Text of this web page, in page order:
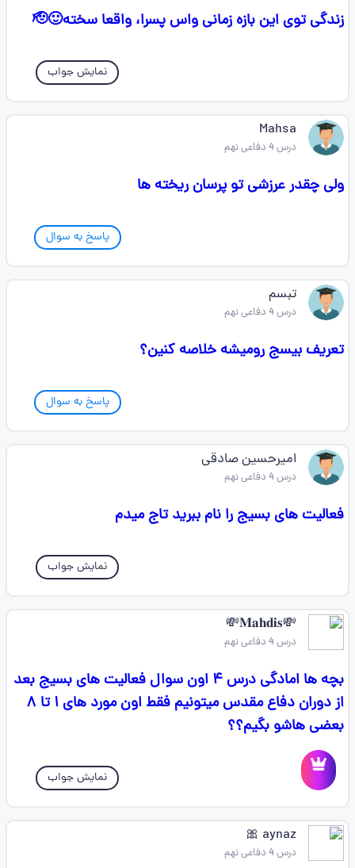
زندگی توی این بازه زمانی واس پسرا، واقعا سخته🙂🫡
نمایش جواب
Mahsa
درس 4 دفاعی نهم
ولی چقدر عرزشی تو پرسان ریخته ها
پاسخ به سوال
تبسم
درس 4 دفاعی نهم
تعریف بیسج رو‌میشه خلاصه کنین؟
پاسخ به سوال
امیرحسین صادقی
درس 4 دفاعی نهم
فعالیت های بسیج را نام ببرید تاج میدم
نمایش جواب
💸𝐌𝐚𝐡𝐝𝐢𝐬💸
درس 4 دفاعی نهم
بچه ها امادگی درس ۴ اون سوال فعالیت های بسیج بعد
از دوران دفاع مقدس میتونیم فقط اون مورد های ۱ تا ۸
بعضی هاشو بگیم؟؟
نمایش جواب
aynaz 🎀
درس 4 دفاعی نهم